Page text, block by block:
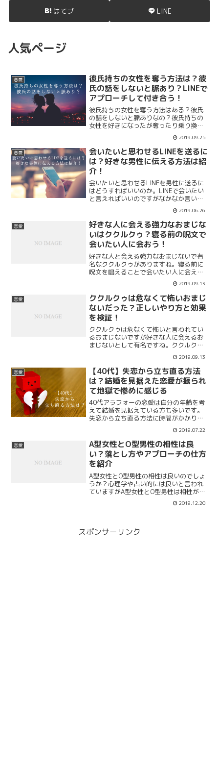
はてブ LINE
人気ページ
恋愛
彼氏持ちの女性を奪う方法は？彼
氏の話をしないと脈あり？LINEで
アプローチして付き合う！
彼氏持ちの女性を奪う方法はある？彼氏
の話をしないと脈ありなの？彼氏持ちの
女性を好きになったが奪ったり乗り換え
は可能なのでしょうか？彼氏がいるのに
デートするということは脈ありの可能性
がありますが付き合うことはできるのか
まとめていきます。落とす方法やアプロ
ーチを紹介。
2019.09.25
恋愛
会いたいと思わせるLINEを送るに
は？好きな男性に伝える方法は紹
介！
会いたいと思わせるLINEを男性に送るに
はどうすればいいのか。LINEで会いたい
と言えればいいのですがなかなか言い出
せずに悩んでいる女性も多いです。どの
ように会いたいと思わせるLINEを男性に
送ればいいのかまとめます。会いたいと
思わせる方法を5つ紹介します。
2019.06.26
恋愛
好きな人に会える強力なおまじな
いはククルクゥ？寝る前の呪文で
会いたい人に会おう！
好きな人と会える強力なおまじないで有
名なククルクゥがありますね。寝る前に
呪文を唱えることで会いたい人に会える
というおまじないをして実際に会えたと
いう方もいるようです。好きな人に会え
る強力なおまじないと言われるククルク
ゥのやり方や他のおまじないを紹介しま
す。
2019.09.13
恋愛
ククルクゥは危なくて怖いおまじ
ないだった？正しいやり方と効果
を検証！
ククルクゥは危なくて怖いと言われてい
るおまじないですが好きな人に会えるお
まじないとして有名ですね。ククルクゥ
が危ない理由や怖いと言われる原因、正
しいやり方と本当の効果をまとめます。
新月の満月の日に行うと強力な効果が得
られると言われているが本当なのでしょ
うか。
2019.09.13
恋愛
【40代】失恋から立ち直る方法
は？結婚を見据えた恋愛が振られ
て地獄で惨めに感じる
40代アラフォーの恋愛は自分の年齢を考
えて結婚を見据えている方も多いです。
失恋から立ち直る方法に時間がかかり自
分のことを惨めだと思ってしまい地獄に
感じる人もいるようです。40代アラフォ
ーの失恋から立ち直る方法は？これから
どうすればいいのか立ち直る方法を紹
介。
2019.07.22
恋愛
A型女性とO型男性の相性は良
い？落とし方やアプローチの仕方
を紹介
A型女性とO型男性の相性は良いのでしょ
うか？心理学や占い的には良いと言われ
ていますがA型女性とO型男性は相性が良
いのでしょうか？A型女性の脈ありの時の
行動や言動、落とし方なども紹介。A型女
2019.12.20
スポンサーリンク